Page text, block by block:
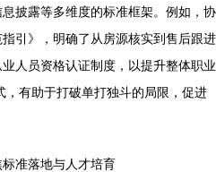
披露等多维度的标准框架。例如，协
引》，明确了从房源核实到售后跟进
人员资格认证制度，以提升整体职业
，有助于打破单打独斗的局限，促进
准落地与人才培育